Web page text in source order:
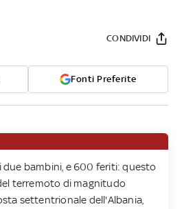
Fonti Preferite
CONDIVIDI
due bambini, e 600 feriti: questo
terremoto di magnitudo
settentrionale dell'Albania,